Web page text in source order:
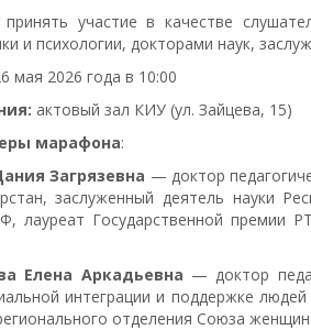
участие в качестве
и психологии, докторами наук,
мая 2026 года в 10:00
актовый зал КИУ (ул. Зайцева, 15)
марафона:
Загрязевна — доктор
заслуженный деятель науки
лауреат Государственной премии
Елена Аркадьевна — доктор
интеграции и поддержке
отделения Союза